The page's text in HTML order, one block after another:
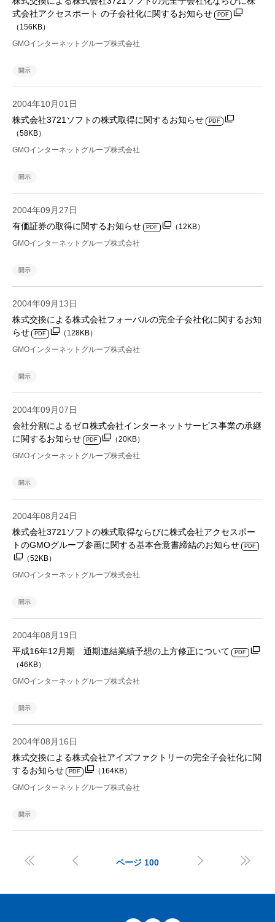
式会社アクセスポート の子会社化に関するお知らせ
PDF
（156KB）
GMOインターネットグループ株式会社
開示
2004年10月01日
株式会社3721ソフトの株式取得に関するお知らせ
PDF
（58KB）
GMOインターネットグループ株式会社
開示
2004年09月27日
有価証券の取得に関するお知らせ
PDF
（12KB）
GMOインターネットグループ株式会社
開示
2004年09月13日
株式交換による株式会社フォーバルの完全子会社化に関するお知
らせ
PDF
（128KB）
GMOインターネットグループ株式会社
開示
2004年09月07日
会社分割によるゼロ株式会社インターネットサービス事業の承継
に関するお知らせ
PDF
（20KB）
GMOインターネットグループ株式会社
開示
2004年08月24日
株式会社3721ソフトの株式取得ならびに株式会社アクセスポー
トのGMOグループ参画に関する基本合意書締結のお知らせ
PDF
（52KB）
GMOインターネットグループ株式会社
開示
2004年08月19日
平成16年12月期 通期連結業績予想の上方修正について
PDF
（46KB）
GMOインターネットグループ株式会社
開示
2004年08月16日
株式交換による株式会社アイズファクトリーの完全子会社化に関
するお知らせ
PDF
（164KB）
GMOインターネットグループ株式会社
開示
  ページ 100  